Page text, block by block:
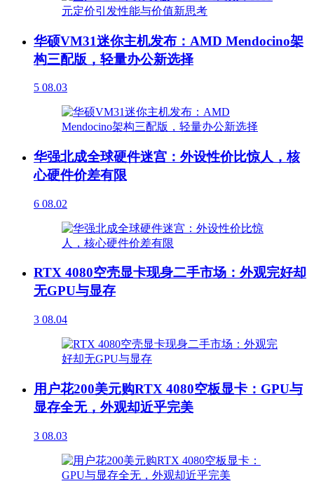
华硕VM31迷你主机发布：AMD Mendocino架
构三配版，轻量办公新选择
5 08.03
华强北成全球硬件迷宫：外设性价比惊人，核
心硬件价差有限
6 08.02
RTX 4080空壳显卡现身二手市场：外观完好却
无GPU与显存
3 08.04
用户花200美元购RTX 4080空板显卡：GPU与
显存全无，外观却近乎完美
3 08.03